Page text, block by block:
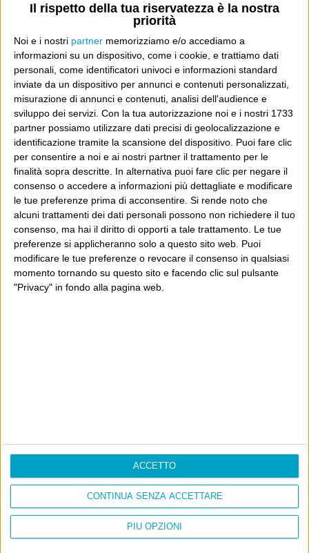
Il rispetto della tua riservatezza è la nostra
priorità
Noi e i nostri partner memorizziamo e/o accediamo a
informazioni su un dispositivo, come i cookie, e trattiamo dati
personali, come identificatori univoci e informazioni standard
inviate da un dispositivo per annunci e contenuti personalizzati,
misurazione di annunci e contenuti, analisi dell'audience e
sviluppo dei servizi. Con la tua autorizzazione noi e i nostri 1733
partner possiamo utilizzare dati precisi di geolocalizzazione e
identificazione tramite la scansione del dispositivo. Puoi fare clic
per consentire a noi e ai nostri partner il trattamento per le
finalità sopra descritte. In alternativa puoi fare clic per negare il
consenso o accedere a informazioni più dettagliate e modificare
le tue preferenze prima di acconsentire. Si rende noto che
alcuni trattamenti dei dati personali possono non richiedere il tuo
consenso, ma hai il diritto di opporti a tale trattamento. Le tue
preferenze si applicheranno solo a questo sito web. Puoi
modificare le tue preferenze o revocare il consenso in qualsiasi
momento tornando su questo sito e facendo clic sul pulsante
"Privacy" in fondo alla pagina web.
PIÙ OPZIONI
CONTINUA SENZA ACCETTARE
ACCETTO
Ultimi articoli
La sinistra de coccio
Don’t feed the trolls
A chi pensi, quando senti dire “patrimoniale”?
Con due pistole caricate a salve e un canestro di parole
Cinquantaquattro contro quarantasei
Ultimi articoli
La sinistra de coccio